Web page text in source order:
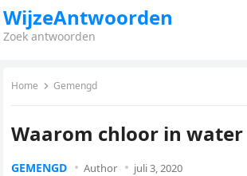
WijzeAntwoorden
Zoek antwoorden
Home Gemengd
Waarom chloor in
GEMENGD Author juli 3, 2020